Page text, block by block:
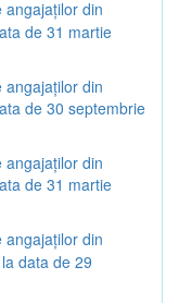
angajaților din
de 31 martie
angajaților din
de 30 septembrie
angajaților din
de 31 martie
angajaților din
data de 29